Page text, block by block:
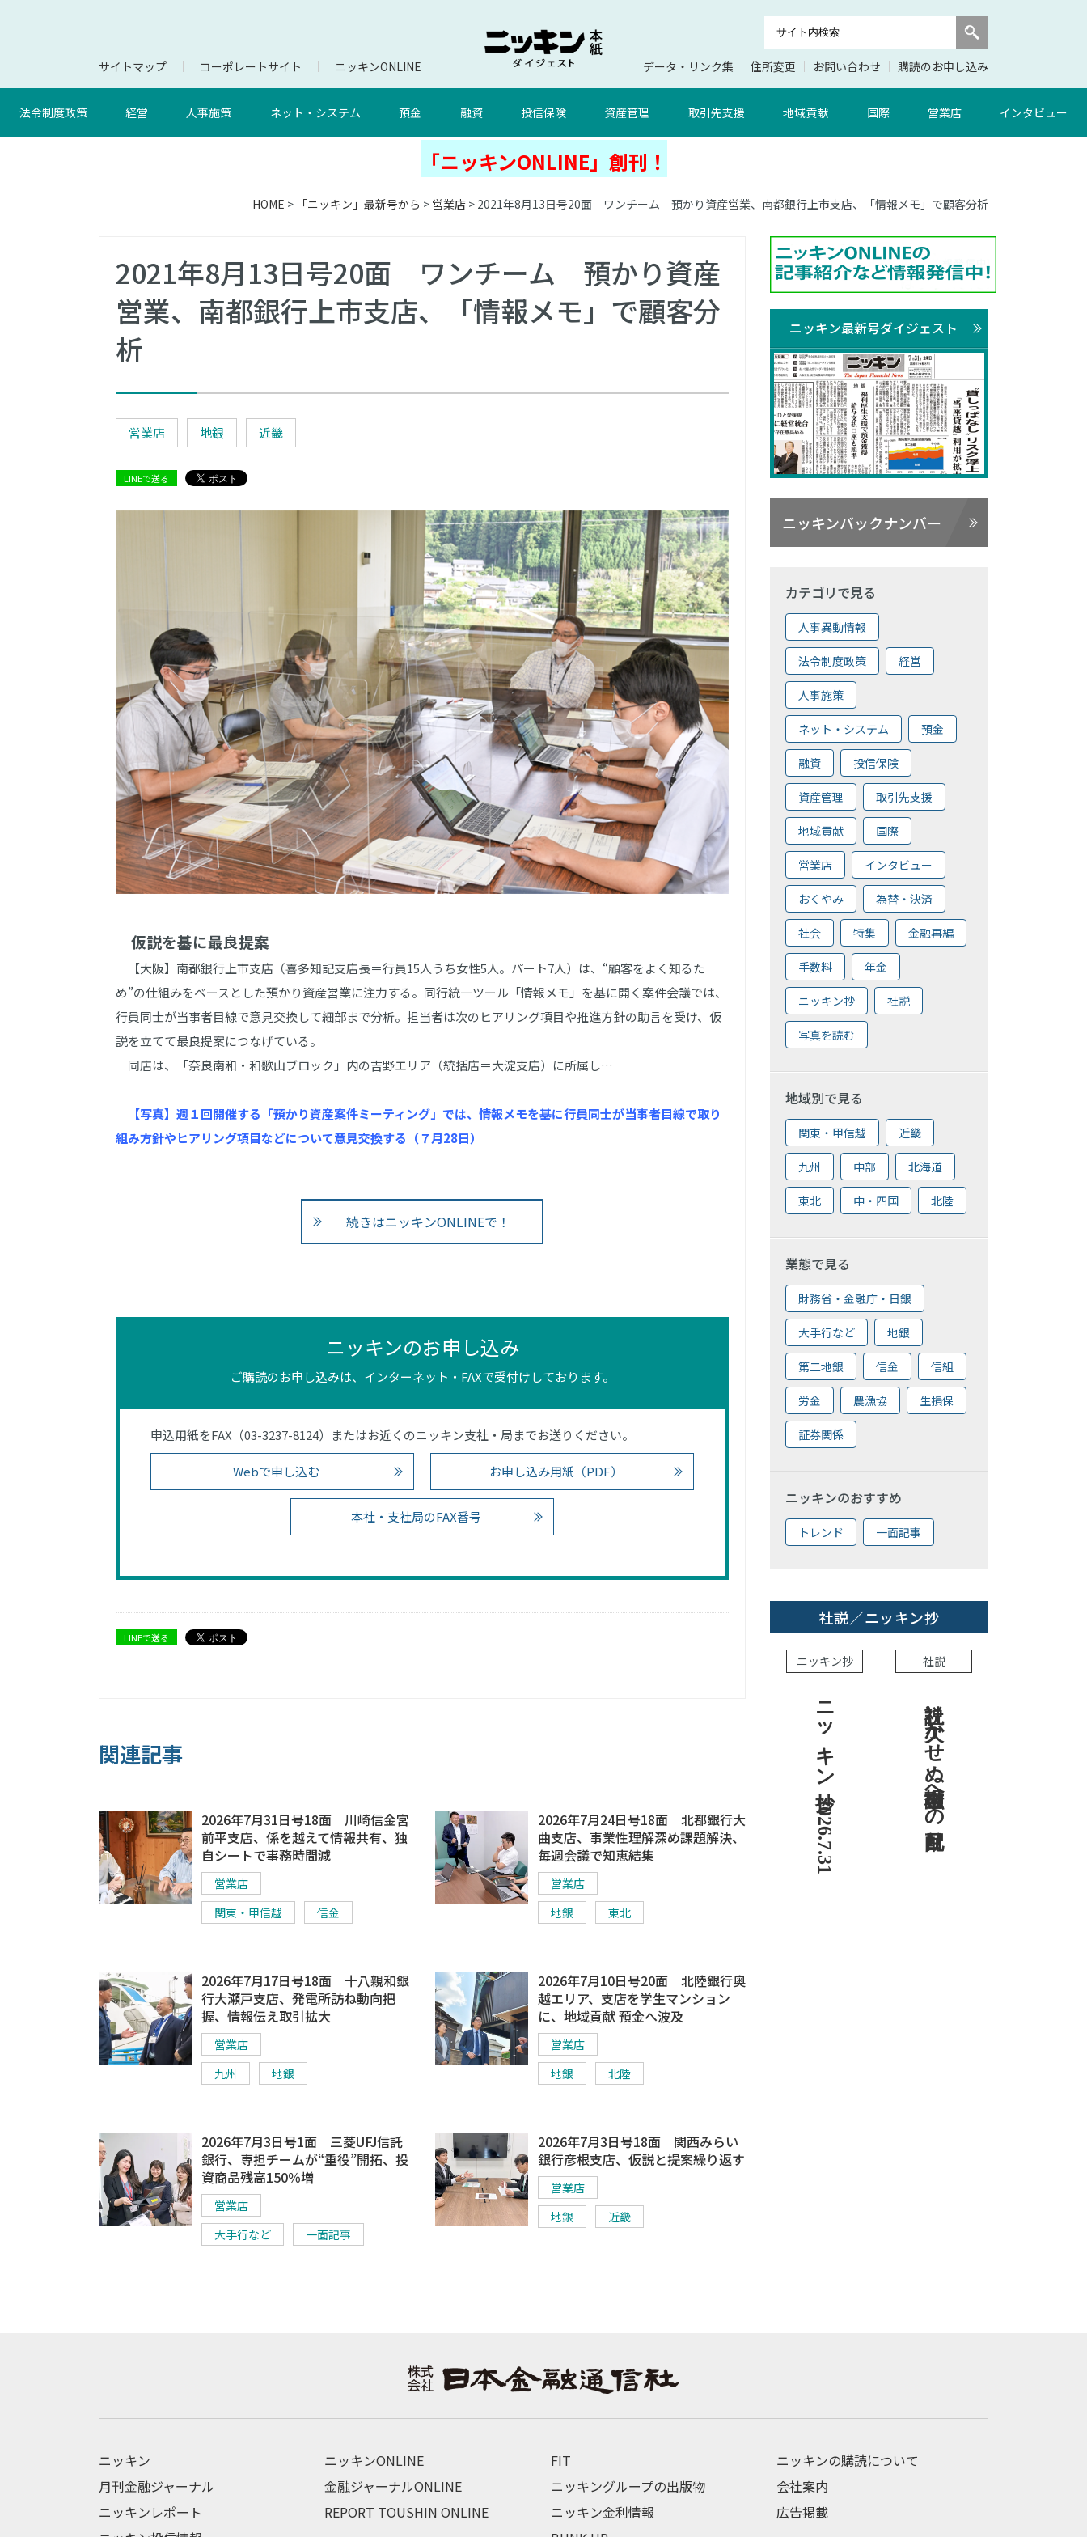
サイトマップ コーポレートサイト ニッキンONLINE データ・リンク集 住所変更 お問い合わせ 購読のお申し込み
法令制度政策 経営 人事施策 ネット・システム 預金 融資 投信保険 資産管理 取引先支援 地域貢献 国際 営業店 インタビュー
「ニッキンONLINE」創刊！
HOME > 「ニッキン」最新号から > 営業店 > 2021年8月13日号20面 ワンチーム 預かり資産営業、南都銀行上市支店、「情報メモ」で顧客分析
2021年8月13日号20面 ワンチーム 預かり資産
営業、南都銀行上市支店、「情報メモ」で顧客分
析
営業店 地銀 近畿
LINEで送る
仮説を基に最良提案
【大阪】南都銀行上市支店（喜多知記支店長＝行員15人うち女性5人。パート7人）は、“顧客をよく知るた
め”の仕組みをベースとした預かり資産営業に注力する。同行統一ツール「情報メモ」を基に開く案件会議では、
行員同士が当事者目線で意見交換して細部まで分析。担当者は次のヒアリング項目や推進方針の助言を受け、仮
説を立てて最良提案につなげている。
同店は、「奈良南和・和歌山ブロック」内の吉野エリア（統括店＝大淀支店）に所属し…
【写真】週１回開催する「預かり資産案件ミーティング」では、情報メモを基に行員同士が当事者目線で取り
組み方針やヒアリング項目などについて意見交換する（７月28日）
続きはニッキンONLINEで！
ニッキンのお申し込み
ご購読のお申し込みは、インターネット・FAXで受付けしております。
申込用紙をFAX（03-3237-8124）またはお近くのニッキン支社・局までお送りください。
Webで申し込む お申し込み用紙（PDF）
本社・支社局のFAX番号
LINEで送る
関連記事
2026年7月31日号18面 川崎信金宮
前平支店、係を越えて情報共有、独
自シートで事務時間減
営業店
関東・甲信越
信金
2026年7月24日号18面 北都銀行大
曲支店、事業性理解深め課題解決、
毎週会議で知恵結集
営業店
地銀
東北
2026年7月17日号18面 十八親和銀
行大瀬戸支店、発電所訪ね動向把
握、情報伝え取引拡大
営業店
九州
地銀
2026年7月10日号20面 北陸銀行奥
越エリア、支店を学生マンション
に、地域貢献 預金へ波及
営業店
地銀
北陸
2026年7月3日号1面 三菱UFJ信託
銀行、専担チームが“重役”開拓、投
資商品残高150％増
営業店
大手行など
一面記事
2026年7月3日号18面 関西みらい
銀行彦根支店、仮説と提案繰り返す
営業店
地銀
近畿
ニッキン最新号ダイジェスト
ニッキンバックナンバー
カテゴリで見る
人事異動情報
法令制度政策 経営
人事施策
ネット・システム 預金
融資 投信保険
資産管理 取引先支援
地域貢献 国際
営業店 インタビュー
おくやみ 為替・決済
社会 特集 金融再編
手数料 年金
ニッキン抄 社説
写真を読む
地域別で見る
関東・甲信越 近畿
九州 中部 北海道
東北 中・四国 北陸
業態で見る
財務省・金融庁・日銀
大手行など 地銀
第二地銀 信金 信組
労金 農漁協 生損保
証券関係
ニッキンのおすすめ
トレンド 一面記事
社説／ニッキン抄
ニッキン抄
ニッキン抄 2026.7.31
社説
社説 欠かせぬ金融市場への目配り
ニッキン
月刊金融ジャーナル
ニッキンレポート
ニッキンONLINE
金融ジャーナルONLINE
REPORT TOUSHIN ONLINE
FIT
ニッキングループの出版物
ニッキン金利情報
ニッキンの購読について
会社案内
広告掲載